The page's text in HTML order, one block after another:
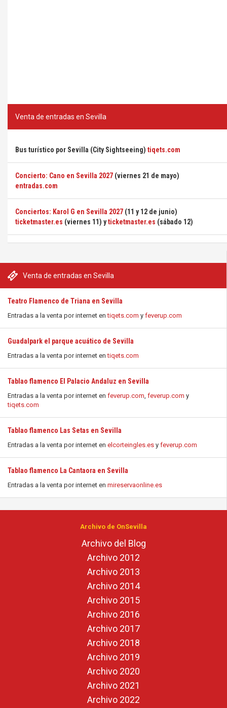
Venta de entradas en Sevilla
Teatro Flamenco de Triana en Sevilla
Entradas a la venta por internet entiqets.com y feverup.com
Guadalpark el parque acuático de Sevilla
Entradas a la venta por internet entiqets.com
Tablao flamenco El Palacio Andaluz en Sevilla
Entradas a la venta por internet en feverup.com, feverup.com y
tiqets.com
Tablao flamenco Las Setas en Sevilla
Entradas a la venta por internet en elcorteingles.es y feverup.com
Tablao flamenco La Cantaora en Sevilla
Entradas a la venta por internet en mireservaonline.es
Venta de entradas en Sevilla
Bus turístico por Sevilla (City Sightseeing) tiqets.com
Concierto: Cano en Sevilla 2027 (viernes 21 de mayo)
entradas.com
Conciertos: Karol G en Sevilla 2027 (11 y 12 de junio)
ticketmaster.es (viernes 11) yticketmaster.es (sábado 12)
Archivo de OnSevilla
Archivo del Blog
Archivo 2012
Archivo 2013
Archivo 2014
Archivo 2015
Archivo 2016
Archivo 2017
Archivo 2018
Archivo 2019
Archivo 2020
Archivo 2021
Archivo 2022